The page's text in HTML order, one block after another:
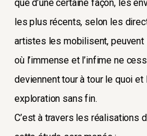
que d’une certaine façon, les
les plus récents, selon les
artistes les mobilisent,
où l’immense et l’infime ne
deviennent tour à tour le quoi et
exploration sans fin.
C’est à travers les réalisations